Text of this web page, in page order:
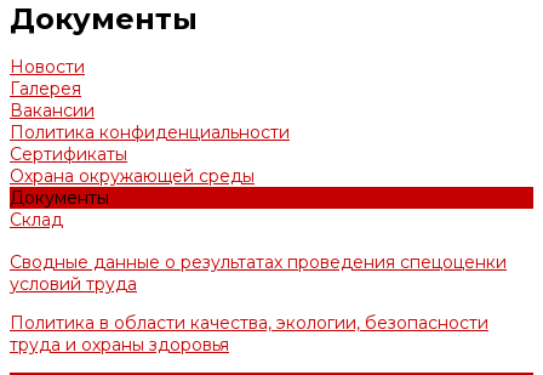
Документы
Новости
Галерея
Вакансии
Политика конфиденциальности
Сертификаты
Охрана окружающей среды
Документы
Склад
Сводные данные о результатах проведения спецоценки
условий труда
Политика в области качества, экологии, безопасности
труда и охраны здоровья